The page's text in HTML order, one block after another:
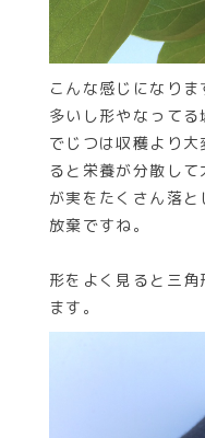
こんな感じになり
多いし形やなって
でじつは収穫より
ると栄養が分散し
が実をたくさん落
放棄ですね。
形をよく見ると三
ます。